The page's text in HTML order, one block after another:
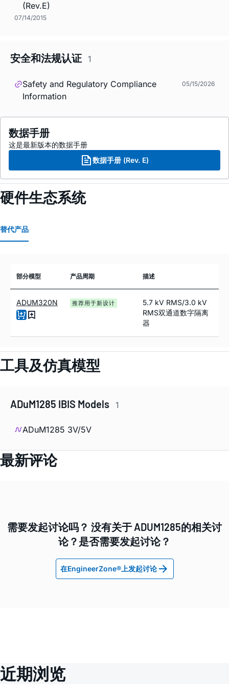
(Rev.E)
07/14/2015
安全和法规认证 1
Safety and Regulatory Compliance
Information
05/15/2026
数据手册
这是最新版本的数据手册
数据手册 (Rev. E)
硬件生态系统
替代产品
部分模型 产品周期 描述
ADUM320N 推荐用于新设计
5.7 kV RMS/3.0 kV
RMS双通道数字隔离
器
工具及仿真模型
ADuM1285 IBIS Models 1
ADuM1285 3V/5V
最新评论
需要发起讨论吗？ 没有关于 ADUM1285的相关讨
论？是否需要发起讨论？
在EngineerZone®上发起讨论
近期浏览